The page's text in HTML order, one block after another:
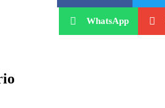
WhatsApp